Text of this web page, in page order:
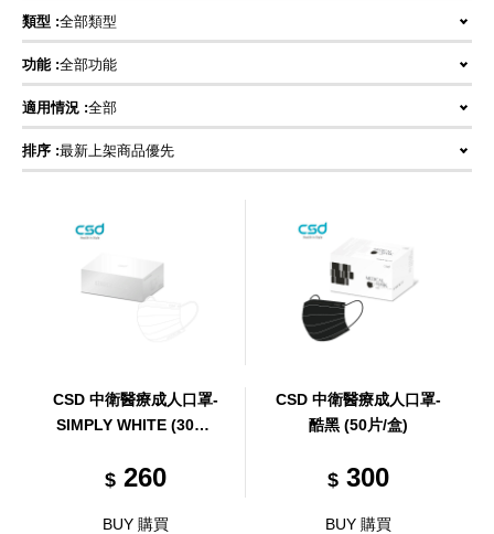
類型 :全部類型
功能 :全部功能
適用情況 :全部
排序 :最新上架商品優先
CSD 中衛醫療成人口罩-
SIMPLY WHITE (30片/
$260
BUY 購買
CSD 中衛醫療成人口罩-
酷黑 (50片/盒)
$300
BUY 購買